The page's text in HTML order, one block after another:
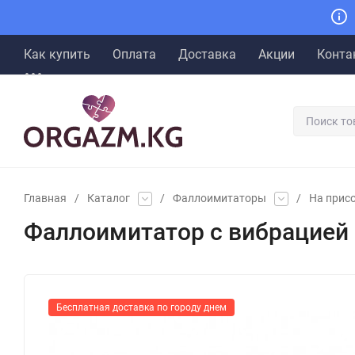
Как купить Оплата Доставка Акции
Главная / Каталог / Фаллоимитаторы / На
Фаллоимитатор с вибрацией
Бесплатная доставка по городу днем